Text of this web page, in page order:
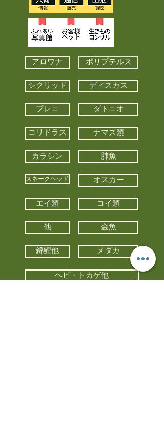
アロワナ ポリプテルス
シクリッド ディスカス
プレコ ダトニオ
コリドラス ナマズ類
カラシン 肺魚
スネークヘッド オスカー
エイ類 コイ類
他 金魚
錦鯉他 メダカ
ヘビ・トカゲ他